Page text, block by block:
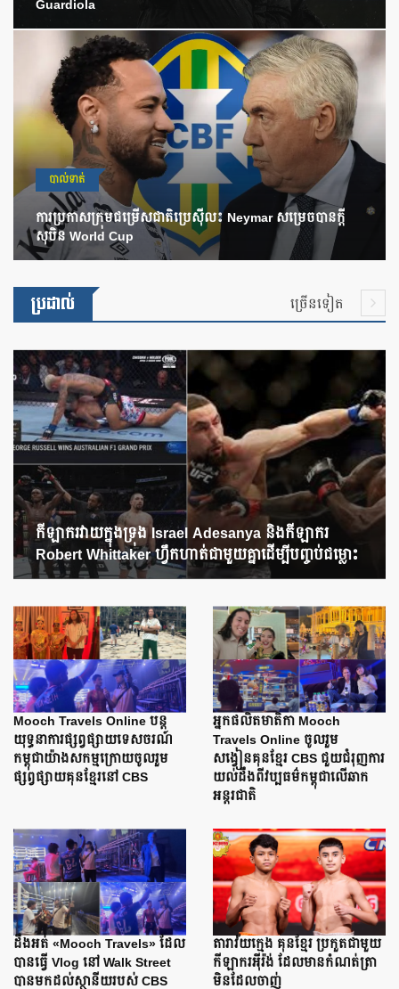
Guardiola
បាល់ទាត់
ការប្រកាសក្រុមជម្រើសជាតិប្រេស៊ីល៖ Neymar សម្រេចបានក្តី
សុបិន World Cup
ប្រដាល់ ច្រើនទៀត
កីឡាករវាយក្នុងទ្រុង Israel Adesanya និងកីឡាករ
Robert Whittaker ហ្វឹកហាត់ជាមួយគ្នាដើម្បីបញ្ចប់ជម្លោះ
Mooch Travels Online បន្ត
យុទ្ធនាការផ្សព្វផ្សាយទេសចរណ៍
កម្ពុជាយ៉ាងសកម្មក្រោយចូលរួម
ផ្សព្វផ្សាយគុនខ្មែរនៅ CBS
អ្នកផលិតមាតិកា Mooch
Travels Online ចូលរួម
សង្វៀនគុនខ្មែរ CBS ជួយជំរុញការ
យល់ដឹងពីវប្បធម៌កម្ពុជាលើឆាក
អន្តរជាតិ
ដឹងអត់ «Mooch Travels» ដែល
បានធ្វើ Vlog នៅ Walk Street
បានមកដល់ស្ថានីយរបស់ CBS
តារាវ័យក្មេង គុនខ្មែរ ប្រកួតជាមួយ
កីឡាករអ៊ីរ៉ង់ ដែលមានកំណត់ត្រា
មិនដែលចាញ់